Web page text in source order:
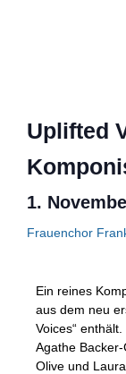
Uplifted
1.
Frauenchor
Ein reines
aus dem neu
Voices“
Agathe
Olive und Laura